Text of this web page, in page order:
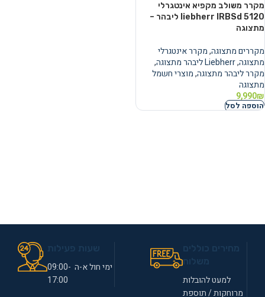
מקרר משולב מקפיא אינטגרלי
liebherr IRBSd 5120 ליבהר –
מתצוגה
מקררים מתצוגה,מקרר אינטגרלי
מתצוגה,Liebherr ליבהר מתצוגה
,
מקרר ליבהר מתצוגה,מוצרי חשמל
מתצוגה
9,990₪
הוספה לסל
למעט להובלות
מרוחקות / תוספת
ימי חול א-ה 09:00-
17:00